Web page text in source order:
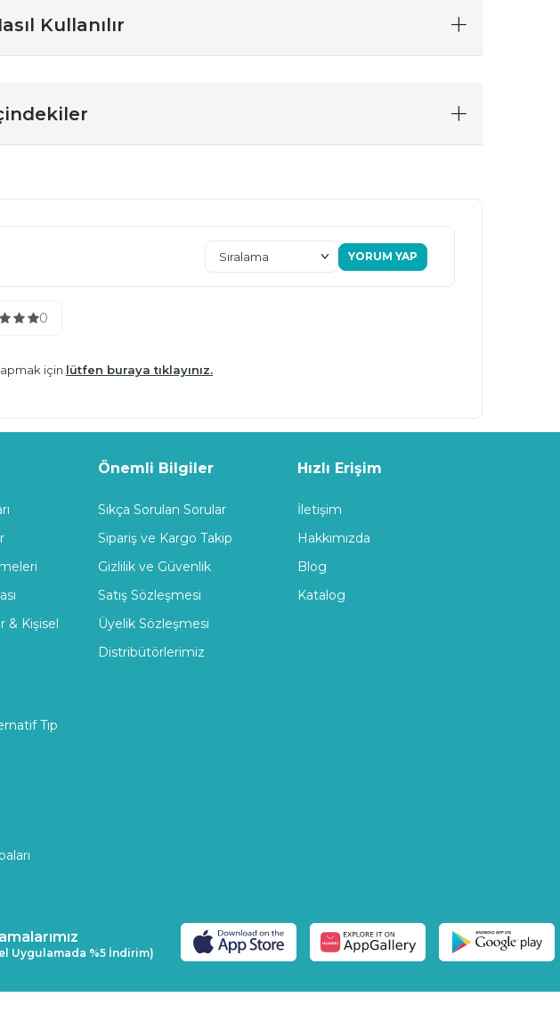
Kullanılır
YORUM YAP
0
için lütfen buraya tıklayınız.
& Kişisel
Tıp
Önemli Bilgiler
Sıkça Sorulan Sorular
Sipariş ve Kargo Takip
Gizlilik ve Güvenlik
Satış Sözleşmesi
Üyelik Sözleşmesi
Distribütörlerimiz
Hızlı Erişim
İletişim
Hakkımızda
Blog
Katalog
Uygulamada %5 İndirim)